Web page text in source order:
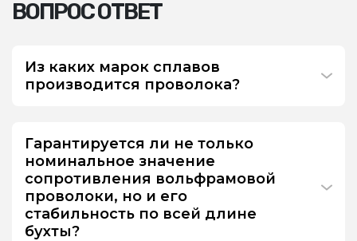
ВОПРОС ОТВЕТ
Из каких марок сплавов
производится проволока?
Гарантируется ли не только
номинальное значение
сопротивления вольфрамовой
проволоки, но и его
стабильность по всей длине
бухты?